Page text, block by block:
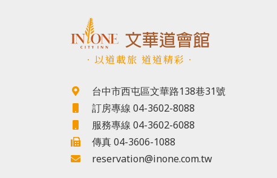
．以道載旅 道道精彩．
台中市西屯區文華路138巷31號
訂房專線 04-3602-8088
服務專線 04-3602-6088
傳真 04-3606-1088
reservation@inone.com.tw